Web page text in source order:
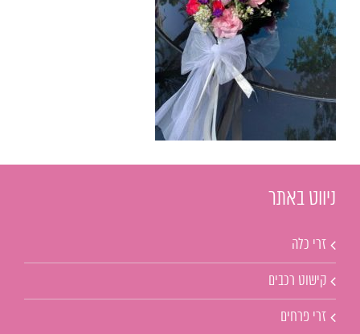
ניווט באתר
זרי כלה
קישוט רכבים
זרי פרחים